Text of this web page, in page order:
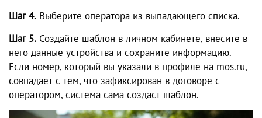
Шаг 4. Выберите оператора из выпадающего списка.
Шаг 5. Создайте шаблон в личном кабинете, внесите в
него данные устройства и сохраните информацию.
Если номер, который вы указали в профиле на mos.ru,
совпадает с тем, что зафиксирован в договоре с
оператором, система сама создаст шаблон.